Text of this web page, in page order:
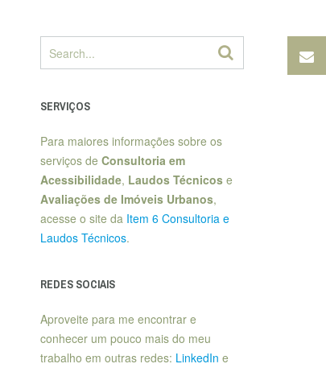
SERVIÇOS
Para maiores informações sobre os
serviços de Consultoria em
Acessibilidade, Laudos Técnicose
Avaliações de Imóveis Urbanos,
acesse o site da Item 6 Consultoria e
Laudos Técnicos.
REDES SOCIAIS
Aproveite para me encontrar e
conhecer um pouco mais do meu
trabalho em outras redes: LinkedIn e